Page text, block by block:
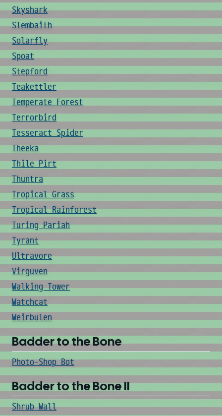
Skyshark
Slembaith
Solarfly
Spoat
Stepford
Teakettler
Temperate Forest
Terrorbird
Tesseract Spider
Theeka
Thile Pirt
Thuntra
Tropical Grass
Tropical Rainforest
Turing Pariah
Tyrant
Ultravore
Virguven
Walking Tower
Watchcat
Weirbulen
Badder to the Bone
Photo-Shop Bot
Badder to the Bone II
Shrub Wall